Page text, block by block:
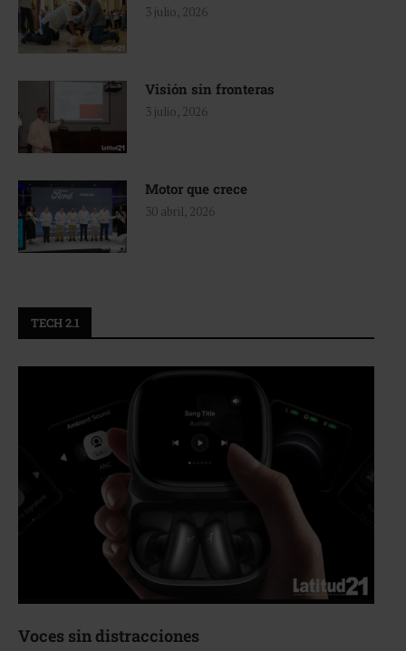
3 julio, 2026
Visión sin fronteras
3 julio, 2026
Motor que crece
30 abril, 2026
TECH 2.1
Voces sin distracciones